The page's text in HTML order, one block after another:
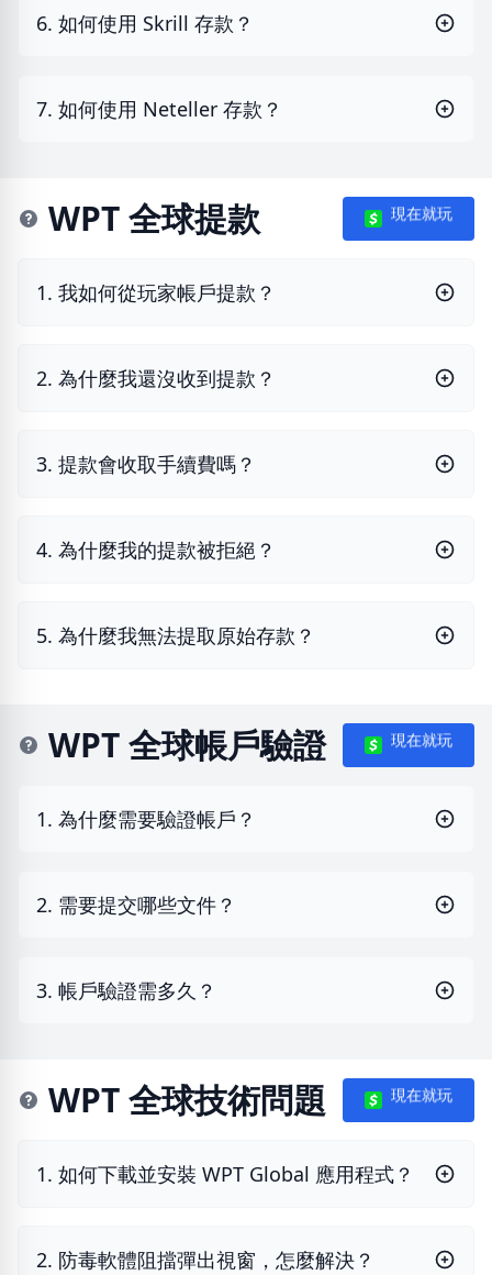
6. 如何使用 Skrill 存款？
7. 如何使用 Neteller 存款？
WPT 全球提款 現在就玩
1. 我如何從玩家帳戶提款？
2. 為什麼我還沒收到提款？
3. 提款會收取手續費嗎？
4. 為什麼我的提款被拒絕？
5. 為什麼我無法提取原始存款？
WPT 全球帳戶驗證 現在就玩
1. 為什麼需要驗證帳戶？
2. 需要提交哪些文件？
3. 帳戶驗證需多久？
WPT 全球技術問題 現在就玩
1. 如何下載並安裝 WPT Global 應用程式？
2. 防毒軟體阻擋彈出視窗，怎麼解決？